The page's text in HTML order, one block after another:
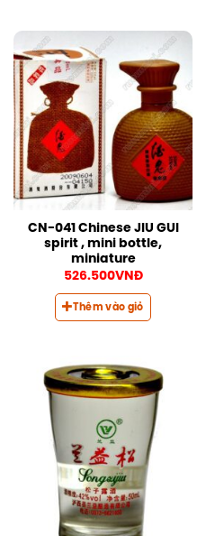
CN-041 Chinese JIU GUI
spirit , mini bottle,
miniature
526.500VNĐ
Thêm vào giỏ